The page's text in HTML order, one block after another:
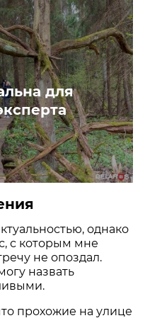
для
однако
с которым мне
не опоздал.
назвать
прохожие на улице